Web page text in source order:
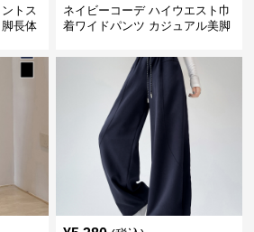
トス
長体
ネイビーコーデ ハイウエスト巾
着ワイドパンツ カジュアル美脚